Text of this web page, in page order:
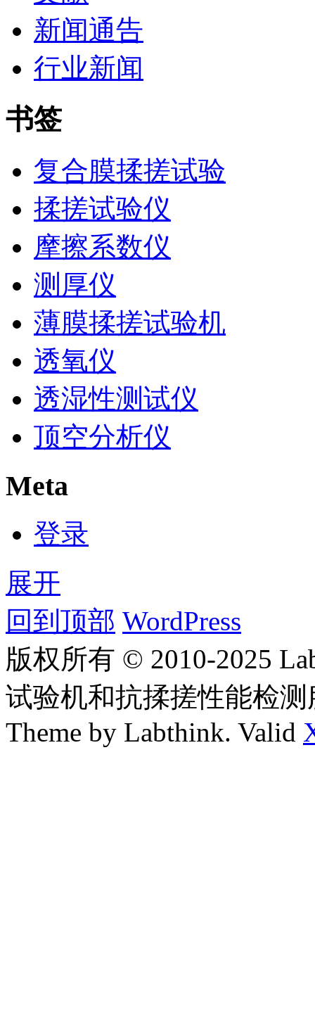
新闻通告
行业新闻
书签
复合膜揉搓试验
揉搓试验仪
摩擦系数仪
测厚仪
薄膜揉搓试验机
透氧仪
透湿性测试仪
顶空分析仪
Meta
登录
展开
回到顶部 WordPress
版权所有 © 2010-2025
试验机和抗揉搓性能检
Theme by Labthink. Valid